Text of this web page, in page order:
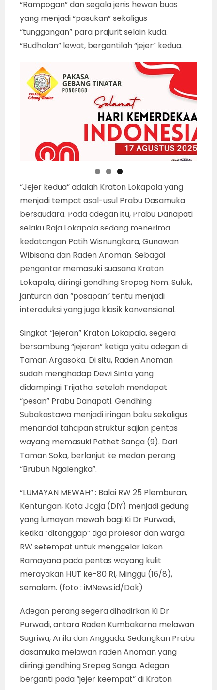
Ramayana itu digelar “tiga profesor” dan
warga RW 25 Plemburan, Kentungan, Kota
Jogja (DIY), untuk merayakan HUT ke-80 RI,
Minggu (16/8). (foto : iMNews.id/Won
Adegan di luar “pasewakan”, melukiskan
suasana para prajurit “Sabrangan” dari Kraton
Alengka. Yang tampil berdiskusi meneruskan
dan membahas “sabda” (perintah) Prabu
Dasamuka, adalah Sarpa Kenakan, Raden
Gohmuka, Gurmuka, Durmuka, Buta Terong,
gendhing Srepeg Nem (6) dan Tropong Bang
hingga “budhalan”.
“Budhalan” atau pemberangkatan para
prajurit dan semua “manggala” (kamandan)
yang bertugas, diiringi gendhing Srepeg
sebagai iringan baku klasik konvensional.
Mereka yang tampil “kiprah” untuk berangkat
menjalankan tugas adalah Raden Indrajit,
“Rampogan” dan segala jenis hewan buas
yang menjadi “pasukan” sekaligus
“tunggangan” para prajurit selain kuda.
“Budhalan” lewat, bergantilah “jejer” kedua.
“Jejer kedua” adalah Kraton Lokapala yang
menjadi tempat asal-usul Prabu Dasamuka
bersaudara. Pada adegan itu, Prabu Danapati
selaku Raja Lokapala sedang menerima